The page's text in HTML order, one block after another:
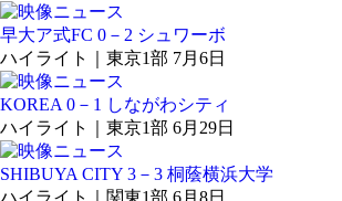
早大ア式FC 0－2 シュワーボ
ハイライト｜東京1部 7月6日
KOREA 0－1 しながわシティ
ハイライト｜東京1部 6月29日
SHIBUYA CITY 3－3 桐蔭横浜大学